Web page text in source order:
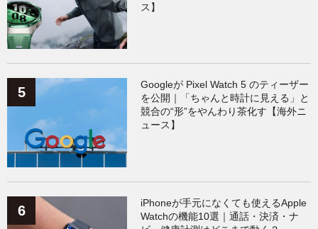
ス】
Googleが Pixel Watch 5 のティーザー
を公開｜「ちゃんと時計に見える」と
競合の“形”をやんわり茶化す【海外ニ
ュース】
iPhoneが手元になくても使えるApple
Watchの機能10選｜通話・決済・ナ